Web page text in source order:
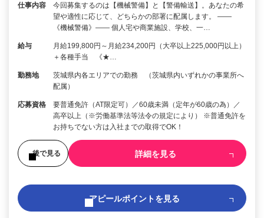
仕事内容
今回募集するのは【機械警備】と【警備輸送】。あなたの希
望や適性に応じて、どちらかの部署に配属します。 ――
《機械警備》―― 個人宅や商業施設、学校、一…
給与
月給199,800円～月給234,200円（大卒以上225,000円以上）
＋各種手当 《★…
勤務地
茨城県内各エリアでの勤務 （茨城県内いずれかの事業所へ
配属）
応募資格
要普通免許（AT限定可）／60歳未満（定年が60歳の為）／
高卒以上（※労働基準法等法令の規定により） ※普通免許を
お持ちでない方は入社までの取得でOK！
後で見る 詳細を見る
アピールポイントを見る